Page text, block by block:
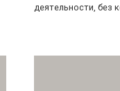
деятельности, без